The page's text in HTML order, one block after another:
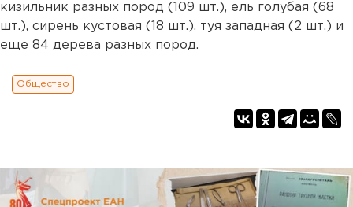
кизильник разных пород (109 шт.), ель голубая (68
шт.), сирень кустовая (18 шт.), туя западная (2 шт.) и
еще 84 дерева разных пород.
Общество